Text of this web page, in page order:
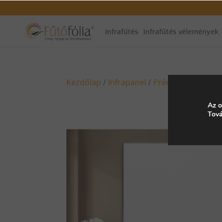
Infrafűtés Infrafűtés vélemények
Kezdőlap / Infrapanel / Prémium
Az